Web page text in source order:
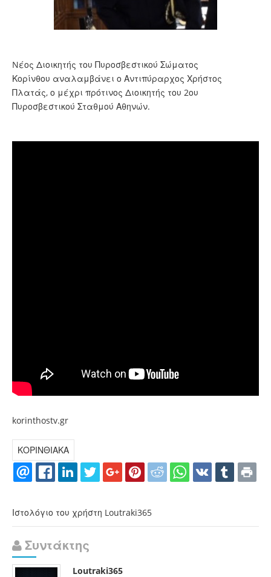
Nέος Διοικητής του Πυροσβεστικού Σώματος
Κορίνθου αναλαμβάνει ο Αντιπύραρχος Χρήστος
Πλατάς, ο μέχρι πρότινος Διοικητής του 2ου
Πυροσβεστικού Σταθμού Αθηνών.
korinthostv.gr
ΚΟΡΙΝΘΙΑΚΑ
Ιστολόγιο του χρήστη Loutraki365
Συντάκτης
Loutraki365